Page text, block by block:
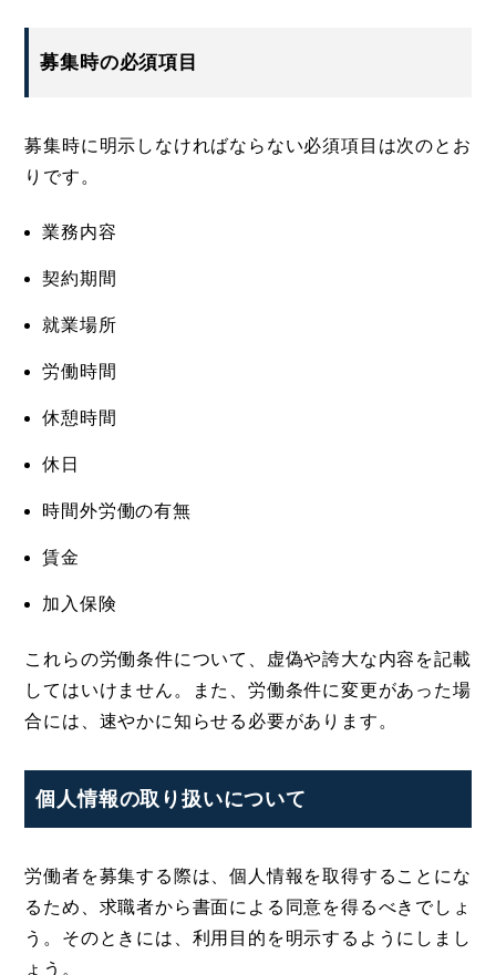
募集時の必須項目
募集時に明示しなければならない必須項目は次のとお
りです。
業務内容
契約期間
就業場所
労働時間
休憩時間
休日
時間外労働の有無
賃金
加入保険
これらの労働条件について、虚偽や誇大な内容を記載
してはいけません。また、労働条件に変更があった場
合には、速やかに知らせる必要があります。
個人情報の取り扱いについて
労働者を募集する際は、個人情報を取得することにな
るため、求職者から書面による同意を得るべきでしょ
う。そのときには、利用目的を明示するようにしまし
ょう。